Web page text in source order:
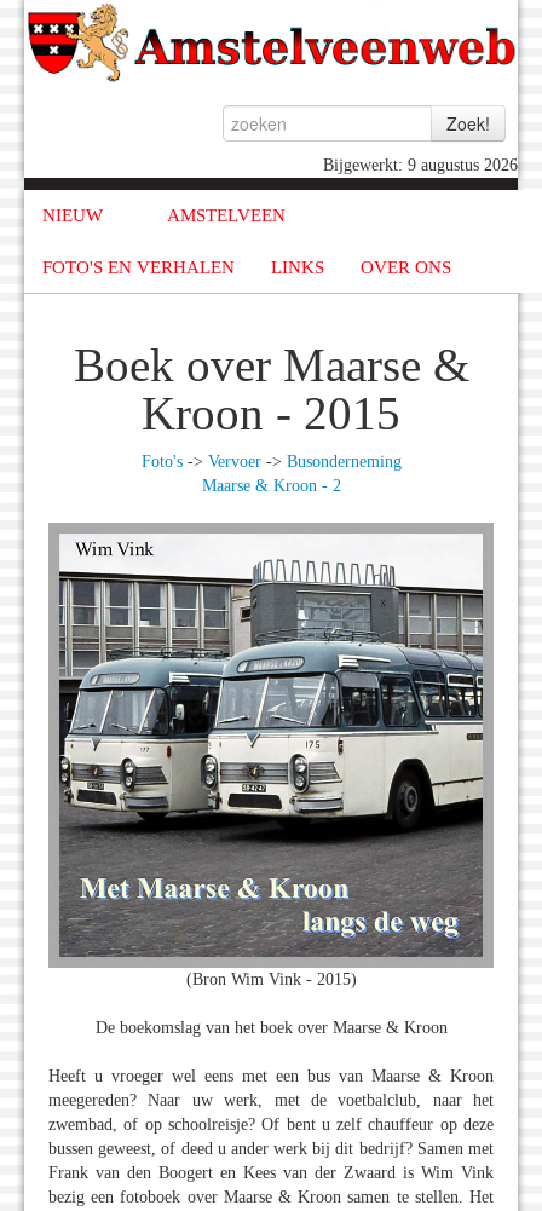
Bijgewerkt: 9 augustus 2026
NIEUW AMSTELVEEN
FOTO'S EN VERHALEN LINKS OVER ONS
Boek over Maarse &
Kroon - 2015
Foto's-> Vervoer-> Busonderneming
Maarse & Kroon - 2
(Bron Wim Vink - 2015)
De boekomslag van het boek over Maarse & Kroon
Heeft u vroeger wel eens met een bus van Maarse & Kroon
meegereden? Naar uw werk, met de voetbalclub, naar het
zwembad, of op schoolreisje? Of bent u zelf chauffeur op deze
bussen geweest, of deed u ander werk bij dit bedrijf? Samen met
Frank van den Boogert en Kees van der Zwaard is Wim Vink
bezig een fotoboek over Maarse & Kroon samen te stellen. Het